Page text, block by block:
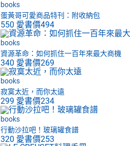
books
蛋黃哥可愛商品特刊：附收納包
550 愛書價494
books
資源革命：如何抓住一百年來最大商機
340 愛書價269
books
寂寞太近，而你太遠
299 愛書價234
books
行動沙拉吧！玻璃罐食譜
320 愛書價253